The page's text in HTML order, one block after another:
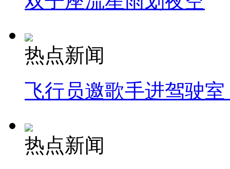
热点新闻
飞行员邀歌手进驾驶
热点新闻